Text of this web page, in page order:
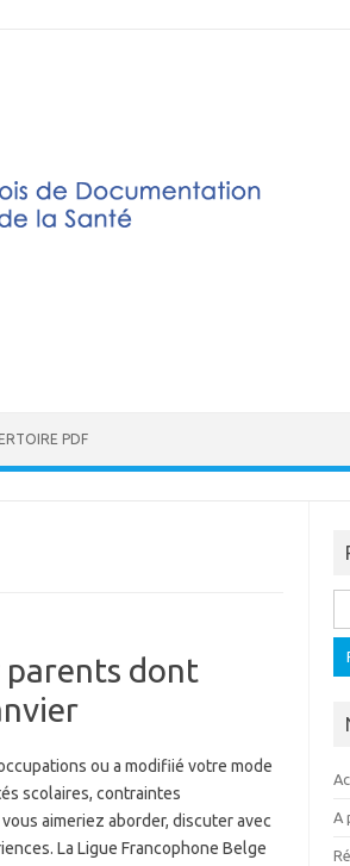
PDF
parents dont
ou a modifiié votre mode
scolaires, contraintes
aimeriez aborder, discuter avec
La Ligue Francophone Belge
A